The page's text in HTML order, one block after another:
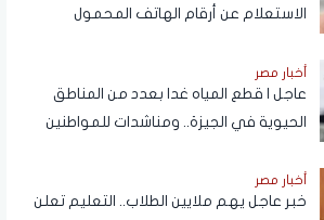
الاستعلام عن أرقام الهاتف المحمول
NTRA
أخبار مصر
عاجل | قطع المياه غدا بعدد من المناطق
الحيوية في الجيزة.. ومناشدات للمواطنين
أخبار مصر
خبر عاجل يهم ملايين الطلاب.. التعليم تعلن